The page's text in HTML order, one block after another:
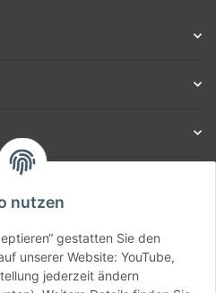
nutzen
gestatten Sie den
unserer Website: YouTube,
jederzeit ändern
( B2B Shop )
widerrufen